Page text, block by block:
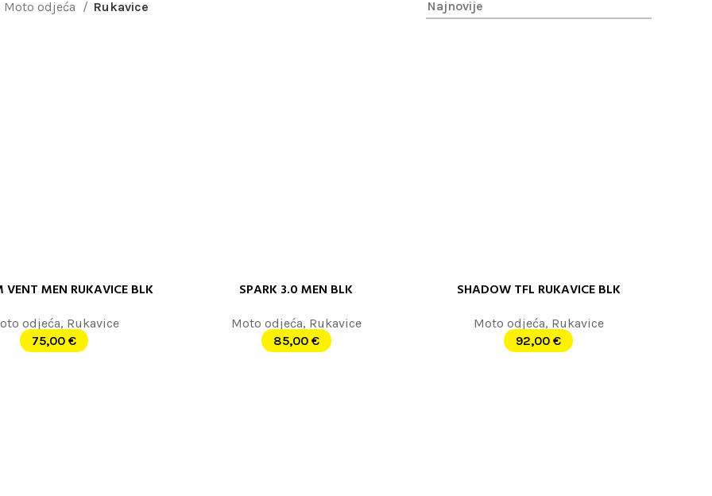
Moto odjeća Rukavice
VENT MEN RUKAVICE BLK
odjeća, Rukavice
75,00€
PROČITAJTE JOŠSPARK 3.0 MEN BLK
Moto odjeća, Rukavice
85,00 €
PROČITAJTE JOŠ
SHADOW TFL RUKAVICE BLK
Moto odjeća, Rukavice
92,00€